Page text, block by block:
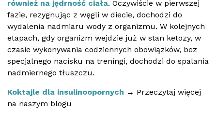
również na jędrność ciała. Oczywiście w pierwszej
fazie, rezygnując z węgli w diecie, dochodzi do
wydalenia nadmiaru wody z organizmu. W kolejnych
etapach, gdy organizm wejdzie już w stan ketozy, w
czasie wykonywania codziennych obowiązków, bez
specjalnego nacisku na treningi, dochodzi do spalania
nadmiernego tłuszczu.
Koktajle dla insulinoopornych → Przeczytaj więcej
na naszym blogu